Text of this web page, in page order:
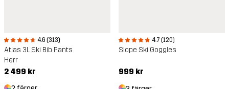
4.6 (313)
Atlas 3L Ski Bib Pants
Herr
2 499 kr
4.7 (120)
Slope Ski Goggles
999 kr